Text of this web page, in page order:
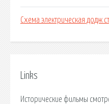
Схема электрическая додж
Links
Исторические фильмы